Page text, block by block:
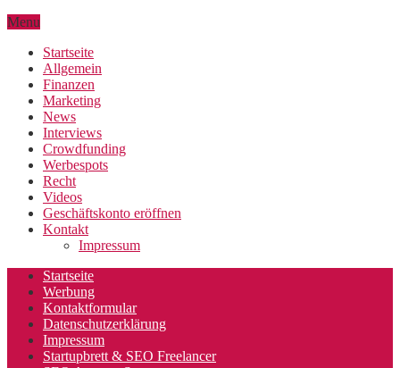
Menu
Startseite
Allgemein
Finanzen
Marketing
News
Interviews
Crowdfunding
Werbespots
Recht
Videos
Geschäftskonto eröffnen
Kontakt
Impressum
Startseite
Werbung
Kontaktformular
Datenschutzerklärung
Impressum
Startupbrett & SEO Freelancer